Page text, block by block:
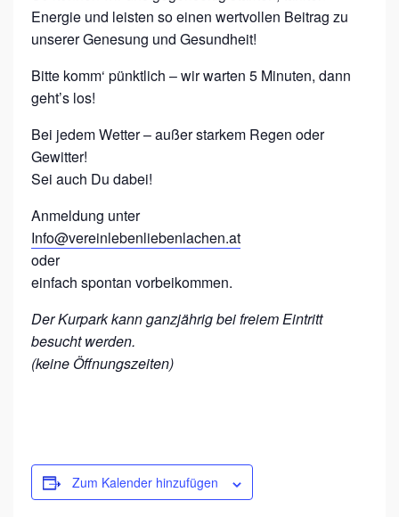
I
N
G
M
I
T
L
L
L
-
B
O
T
S
F
T
Energie und leisten so einen wertvollen Beitrag zu
unserer Genesung und Gesundheit!
Bitte komm‘ pünktlich – wir warten 5 Minuten, dann
geht’s los!
Bei jedem Wetter – außer starkem Regen oder
Gewitter!
Sei auch Du dabei!
Anmeldung unter
Info@vereinlebenliebenlachen.at
oder
einfach spontan vorbeikommen.
Der Kurpark kann ganzjährig bei freiem Eintritt
besucht werden.
(keine Öffnungszeiten)
Zum Kalender hinzufügen